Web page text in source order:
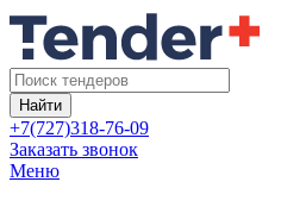
Найти
+7(727)318-76-09
Заказать звонок
Меню